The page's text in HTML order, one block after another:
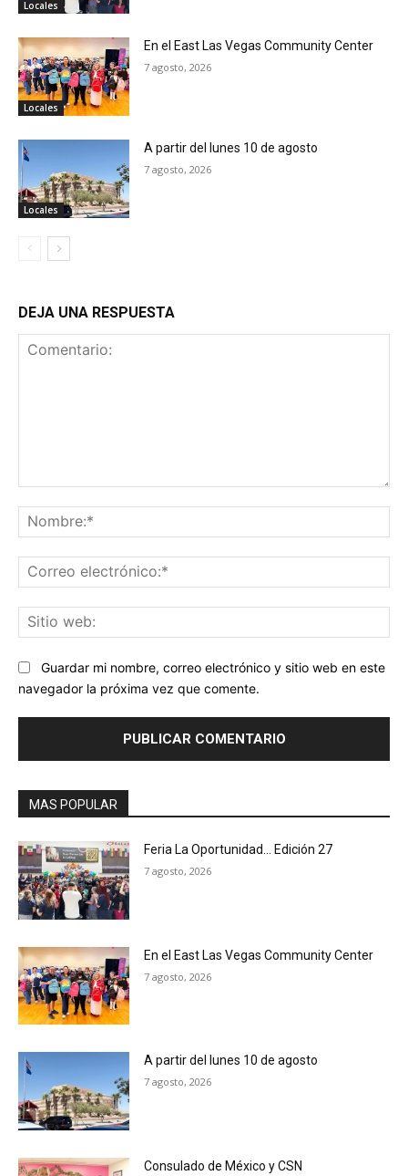
Locales
Locales
En el East Las Vegas Community Center
7 agosto, 2026
Locales
A partir del lunes 10 de agosto
7 agosto, 2026
DEJA UNA RESPUESTA
Guardar mi nombre, correo electrónico y sitio web en este
navegador la próxima vez que comente.
MAS POPULAR
Feria La Oportunidad… Edición 27
7 agosto, 2026
En el East Las Vegas Community Center
7 agosto, 2026
A partir del lunes 10 de agosto
7 agosto, 2026
Consulado de México y CSN